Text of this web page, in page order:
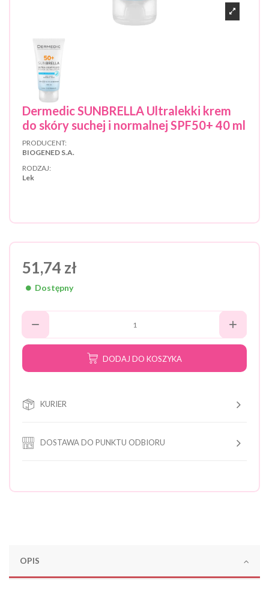
Dermedic SUNBRELLA Ultralekki krem
do skóry suchej i normalnej SPF50+ 40 ml
PRODUCENT:
BIOGENED S.A.
RODZAJ:
Lek
51,74 zł
Dostępny
DODAJ DO KOSZYKA
KURIER
DOSTAWA DO PUNKTU ODBIORU
OPIS